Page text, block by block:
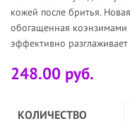
кожей после бритья.
обогащенная коэнзимами
эффективно
248.00 руб.
КОЛИЧЕСТВО